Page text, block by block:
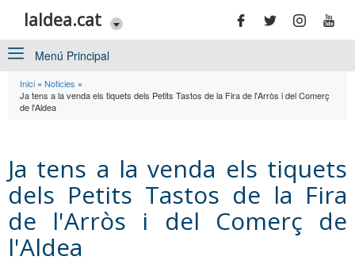
laldea.cat
Menú Principal
Esteu aquí
Inici » Noticies »
Ja tens a la venda els tiquets dels Petits Tastos de la Fira de l'Arròs i del Comerç
de l'Aldea
Ja tens a la venda els tiquets
dels Petits Tastos de la Fira
de l'Arròs i del Comerç de
l'Aldea